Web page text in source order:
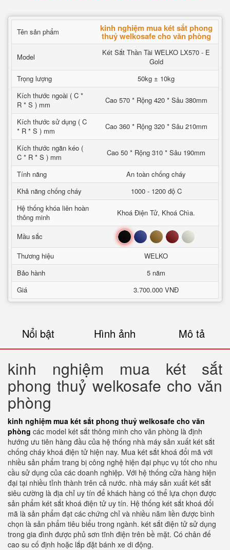
Tên sản phẩm kinh nghiệm mua két sắt phong
thuỷ welkosafe cho văn phòng
Model
Két Sắt Thần Tài WELKO LX570 - E
Gold
Trọng lượng
50kg ± 10kg
Kích thước ngoài ( C *
R * S ) mm
Cao 570 * Rộng 420 * Sâu 380mm
Kích thước sử dụng ( C
* R * S ) mm
Cao 360 * Rộng 320 * Sâu 210mm
Kích thước ngăn kéo (
C * R * S ) mm
Cao 50 * Rộng 310 * Sâu 190mm
Tính năng
An toàn chống cháy
Khả năng chống cháy
1000 - 1200 độ C
Hệ thống khóa liên hoàn
thông minh
Khoá Điện Tử, Khoá Chìa.
Mầu sắc Đen Xanh Nâu Đỏ Trắng
Thương hiệu
WELKO
Bảo hành
5 năm
Giá
3.700.000 VNĐ
Nổi bật Hình ảnh Mô tả
kinh nghiệm mua két sắt
phong thuỷ welkosafe cho văn
phòng
kinh nghiệm mua két sắt phong thuỷ welkosafe cho văn
phòng các model két sắt thông minh cho văn phòng là định
hướng ưu tiên hàng đầu của hệ thống nhà máy sản xuất két sắt
chống cháy khoá điện tử hiện nay. Mua két sắt khoá đổi mã với
nhiều sản phẩm trang bị công nghệ hiện đại phục vụ tốt cho nhu
cầu sử dụng của các doanh nghiệp. Với hệ thống cửa hàng hiện
đại tại nhiều tỉnh thành trên cả nước. nhà máy sản xuất két sắt
siêu cường là địa chỉ uy tín để khách hàng có thể lựa chọn được
sản phẩm két sắt khoá điện tử uy tín. Hệ thống két sắt khoá đổi
mã là sản phẩm đạt các chứng chỉ và nhiều năm liền được bình
chọn là sản phẩm tiêu biểu trong ngành. két sắt điện tử sử dụng
trong gia đình được phủ sơn tĩnh điện trên bề mặt. Có chân đế
cao su cố định hoặc lắp đặt bánh xe di động.